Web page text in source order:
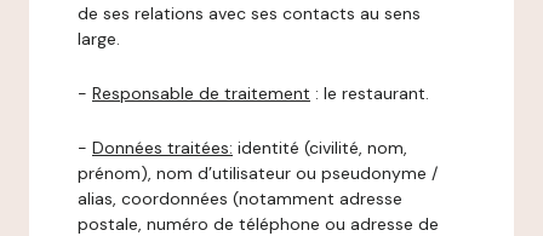
de ses relations avec ses contacts au sens
large.
- Responsable de traitement : le restaurant.
- Données traitées: identité (civilité, nom,
prénom), nom d’utilisateur ou pseudonyme /
alias, coordonnées (notamment adresse
postale, numéro de téléphone ou adresse de